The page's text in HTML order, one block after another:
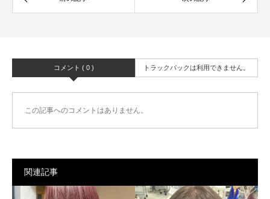
コメント ( 0 ) トラックバックは利用できません。
この記事へのコメントはありません。
関連記事